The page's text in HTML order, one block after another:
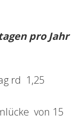
pro Jahr
rd 1,25
von 15